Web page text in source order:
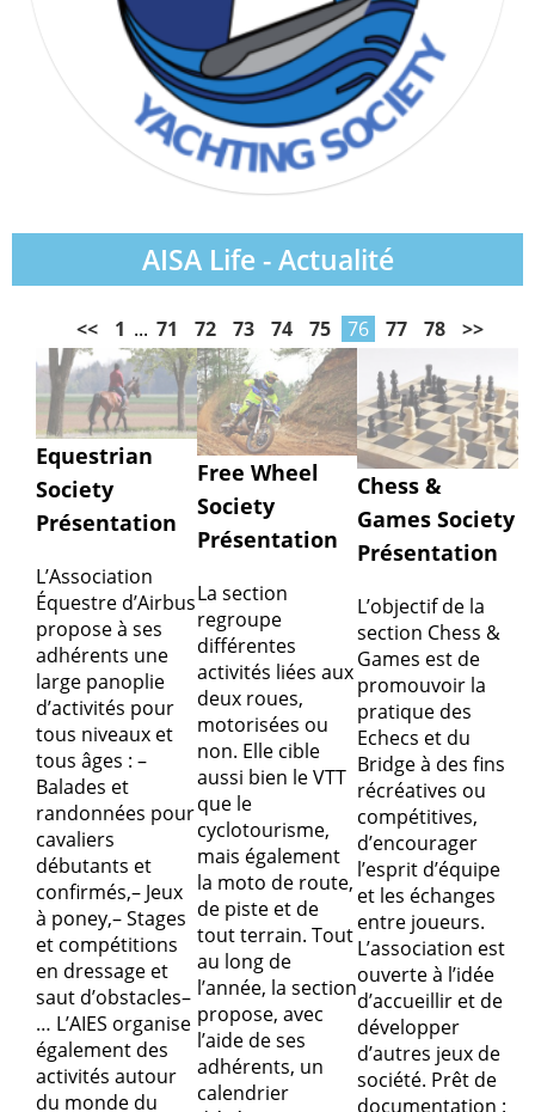
AISA Life - Actualité
<< 1 ... 71 72 73 74 75 76 77 78 >>
Equestrian
Society
Présentation
L’Association
Équestre d’Airbus
propose à ses
adhérents une
large panoplie
d’activités pour
tous niveaux et
tous âges : –
Balades et
randonnées pour
cavaliers
débutants et
confirmés,– Jeux
à poney,– Stages
et compétitions
en dressage et
saut d’obstacles–
… L’AIES organise
également des
activités autour
du monde du
Free Wheel
Society
Présentation
La section
regroupe
différentes
activités liées aux
deux roues,
motorisées ou
non. Elle cible
aussi bien le VTT
que le
cyclotourisme,
mais également
la moto de route,
de piste et de
tout terrain. Tout
au long de
l’année, la section
propose, avec
l’aide de ses
adhérents, un
calendrier
Chess &
Games Society
Présentation
L’objectif de la
section Chess &
Games est de
promouvoir la
pratique des
Echecs et du
Bridge à des fins
récréatives ou
compétitives,
d’encourager
l’esprit d’équipe
et les échanges
entre joueurs.
L’association est
ouverte à l’idée
d’accueillir et de
développer
d’autres jeux de
société. Prêt de
documentation :